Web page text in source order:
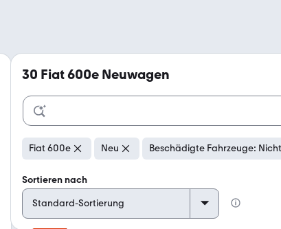
30 Fiat 600e Neuwagen
Fiat 600e Neu Beschädigte Fahrzeuge:
Sortieren nach